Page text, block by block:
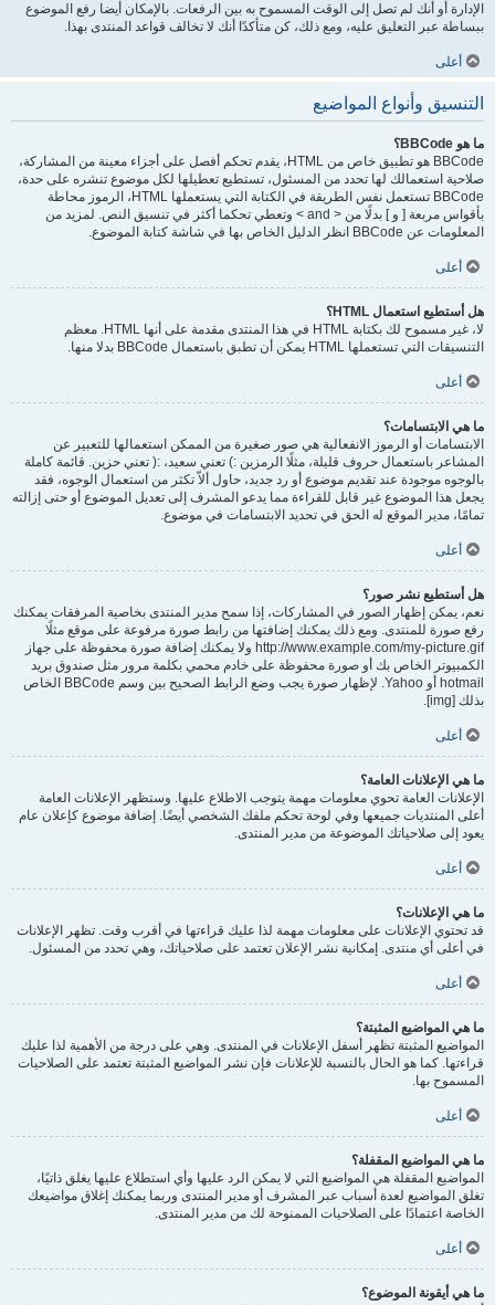
الإدارة أو أنك لم تصل إلى الوقت المسموح به بين الرفعات. بالإمكان أيضا رفع الموضوع
ببساطة عبر التعليق عليه، ومع ذلك، كن متأكدًا أنك لا تخالف قواعد المنتدى بهذا.
أعلى
التنسيق وأنواع المواضيع
ما هو BBCode؟
BBCode هو تطبيق خاص من HTML، يقدم تحكم أفصل على أجزاء معينة من المشاركة،
صلاحية استعمالك لها تحدد من المسئول، تستطيع تعطيلها لكل موضوع تنشره على حدة،
BBCode تستعمل نفس الطريقة في الكتابة التي يستعملها HTML، الرموز محاطة
بأقواس مربعة [ و ] بدلًا من < and > وتعطي تحكما أكثر في تنسيق النص. لمزيد من
المعلومات عن BBCode انظر الدليل الخاص بها في شاشة كتابة الموضوع.
أعلى
هل أستطيع استعمال HTML؟
لا، غير مسموح لك بكتابة HTML في هذا المنتدى مقدمة على أنها HTML. معظم
التنسيقات التي تستعملها HTML يمكن أن تطبق باستعمال BBCode بدلا منها.
أعلى
ما هي الابتسامات؟
الابتسامات أو الرموز الانفعالية هي صور صغيرة من الممكن استعمالها للتعبير عن
المشاعر باستعمال حروف قليلة، مثلًا الرمزين :) تعني سعيد، :( تعني حزين. قائمة كاملة
بالوجوه موجودة عند تقديم موضوع أو رد جديد، حاول ألاّ تكثر من استعمال الوجوه، فقد
يجعل هذا الموضوع غير قابل للقراءة مما يدعو المشرف إلى تعديل الموضوع أو حتى إزالته
تمامًا، مدير الموقع له الحق في تحديد الابتسامات في موضوع.
أعلى
هل أستطيع نشر صور؟
نعم، يمكن إظهار الصور في المشاركات، إذا سمح مدير المنتدى بخاصية المرفقات يمكنك
رفع صورة للمنتدى. ومع ذلك يمكنك إضافتها من رابط صورة مرفوعة على موقع مثلًا
http://www.example.com/my-picture.gif ولا يمكنك إضافة صورة محفوظة على جهاز
الكمبيوتر الخاص بك أو صورة محفوظة على خادم محمي بكلمة مرور مثل صندوق بريد
hotmail أو Yahoo. لإظهار صورة يجب وضع الرابط الصحيح بين وسم BBCode الخاص
بذلك [img].
أعلى
ما هي الإعلانات العامة؟
الإعلانات العامة تحوي معلومات مهمة يتوجب الاطلاع عليها. وستظهر الإعلانات العامة
أعلى المنتديات جميعها وفي لوحة تحكم ملفك الشخصي أيضًا. إضافة موضوع كإعلان عام
يعود إلى صلاحياتك الموضوعة من مدير المنتدى.
أعلى
ما هي الإعلانات؟
قد تحتوي الإعلانات على معلومات مهمة لذا عليك قراءتها في أقرب وقت. تظهر الإعلانات
في أعلى أي منتدى. إمكانية نشر الإعلان تعتمد على صلاحياتك، وهي تحدد من المسئول.
أعلى
ما هي المواضيع المثبتة؟
المواضيع المثبتة تظهر أسفل الإعلانات في المنتدى. وهي على درجة من الأهمية لذا عليك
قراءتها. كما هو الحال بالنسبة للإعلانات فإن نشر المواضيع المثبتة تعتمد على الصلاحيات
المسموح بها.
أعلى
ما هي المواضيع المقفلة؟
المواضيع المقفلة هي المواضيع التي لا يمكن الرد عليها وأي استطلاع عليها يغلق ذاتيًا،
تغلق المواضيع لعدة أسباب عبر المشرف أو مدير المنتدى وربما يمكنك إغلاق مواضيعك
الخاصة اعتمادًا على الصلاحيات الممنوحة لك من مدير المنتدى.
أعلى
ما هي أيقونة الموضوع؟